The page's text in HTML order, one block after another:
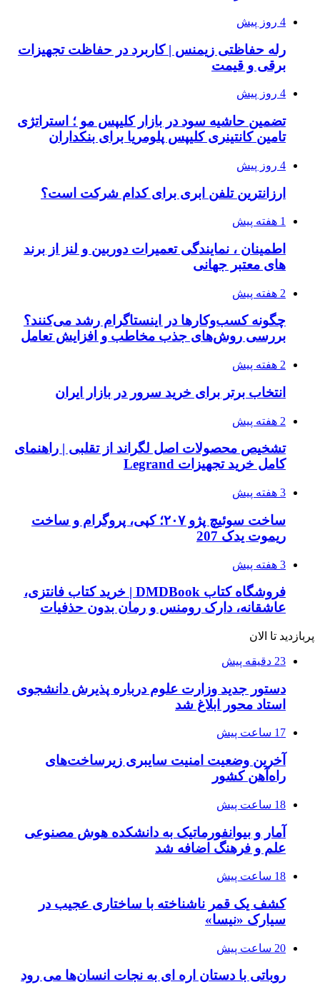
4 روز پیش
رله حفاظتی زیمنس | کاربرد در حفاظت تجهیزات
برقی و قیمت
4 روز پیش
تضمین حاشیه سود در بازار کلیپس مو ؛ استراتژی
تامین کانتینری کلیپس پلومریا برای بنکداران
4 روز پیش
ارزانترین تلفن ابری برای کدام شرکت است؟
1 هفته پیش
اطمینان ، نمایندگی تعمیرات دوربین و لنز از برند
های معتبر جهانی
2 هفته پیش
چگونه کسب‌وکارها در اینستاگرام رشد می‌کنند؟
بررسی روش‌های جذب مخاطب و افزایش تعامل
2 هفته پیش
انتخاب برتر برای خرید سرور در بازار ایران
2 هفته پیش
تشخیص محصولات اصل لگراند از تقلبی | راهنمای
کامل خرید تجهیزات Legrand
3 هفته پیش
ساخت سوئیچ پژو ۲۰۷؛ کپی، پروگرام و ساخت
ریموت یدک 207
3 هفته پیش
فروشگاه کتاب DMDBook | خرید کتاب فانتزی،
عاشقانه، دارک رومنس و رمان بدون حذفیات
پربازدید تا الان
23 دقیقه پیش
دستور جدید وزارت علوم درباره پذیرش دانشجوی
استاد محور ابلاغ شد
17 ساعت پیش
آخرین وضعیت امنیت سایبری زیرساخت‌های
راه‌آهن کشور
18 ساعت پیش
آمار و بیوانفورماتیک به دانشکده هوش مصنوعی
علم و فرهنگ اضافه شد
18 ساعت پیش
کشف یک قمر ناشناخته با ساختاری عجیب در
سیارک «نیسا»
20 ساعت پیش
روباتی با دستان اره ای به نجات انسان‌ها می رود